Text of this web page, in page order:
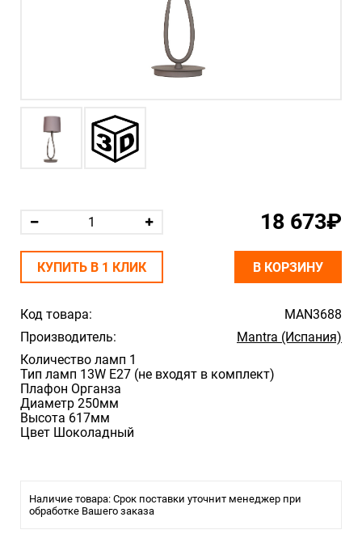
Код товара:
MAN3688
Производитель:
Mantra (Испания)
Количество ламп 1
Тип ламп 13W E27 (не входят в комплект)
Плафон Органза
Диаметр 250мм
Высота 617мм
Цвет Шоколадный
Наличие товара: Срок поставки уточнит менеджер при
обработке Вашего заказа
18 673₽
КУПИТЬ В 1 КЛИК В КОРЗИНУ